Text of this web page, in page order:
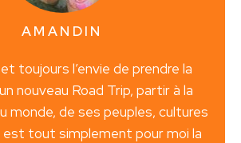
AMANDIN
toujours l’envie de prendre la
nouveau Road Trip, partir à la
monde, de ses peuples, cultures
tout simplement pour moi la